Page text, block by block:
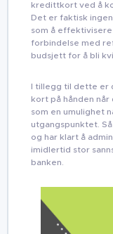
kredittkort ved å
Det er faktisk
som å
forbindelse med
budsjett for å bli
I tillegg til dette er
kort på hånden
som en umulighet
utgangspunktet.
og har klart å
imidlertid stor
banken.